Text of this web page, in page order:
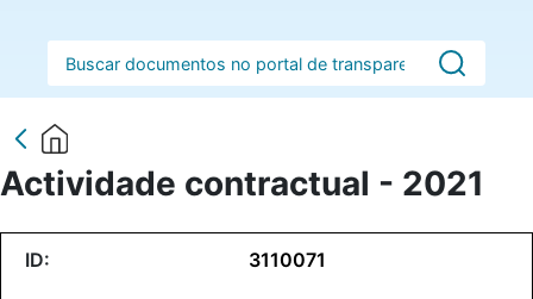
Barra de busca
Actividade contractual - 2021
3110071